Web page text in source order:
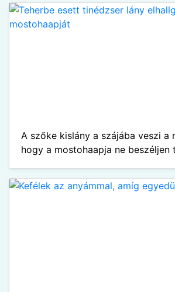
A szőke kislány a szájába veszi a
hogy a mostohaapja ne beszéljen